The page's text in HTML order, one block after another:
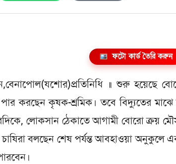
ফটো কার্ড তৈরি করুন
॥ শুরু হয়েছে
করছেন কৃষক-শ্রমিক। তবে বিদ্যুতের
লোকসান ঠেকাতে আগামী বোরো ক্রয়
চাষিরা বলছেন শেষ পর্যন্ত আবহাওয়া অনুকুলে